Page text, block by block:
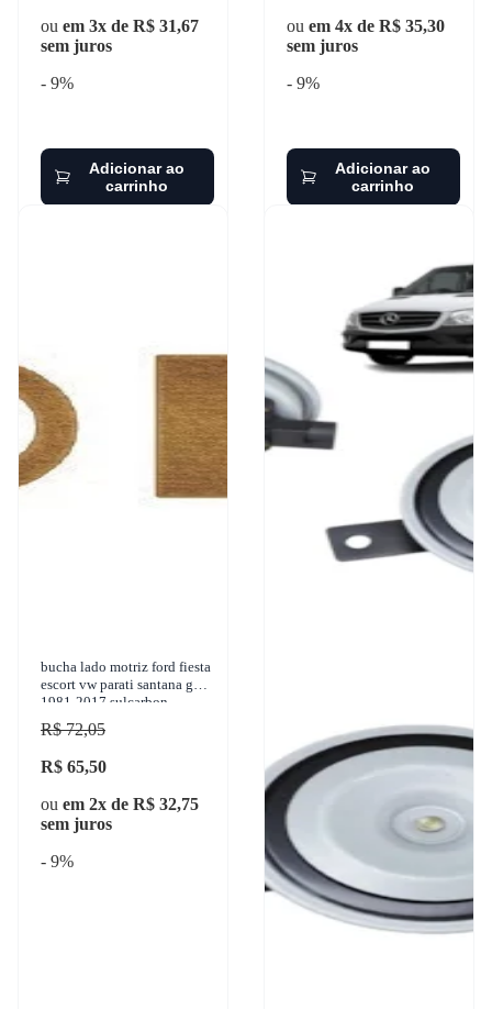
ou em 3x de R$ 31,67
sem juros
- 9%
Adicionar ao
carrinho
ou em 4x de R$ 35,30
sem juros
- 9%
Adicionar ao
carrinho
bucha lado motriz ford fiesta
escort vw parati santana gol
1981-2017 sulcarbon -
sc1963-std
R$ 72,05
R$ 65,50
ou em 2x de R$ 32,75
sem juros
- 9%